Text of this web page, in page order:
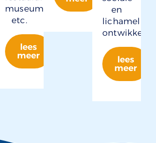
museum
etc.
lees
meer
en
lichamelijke
lees
meer